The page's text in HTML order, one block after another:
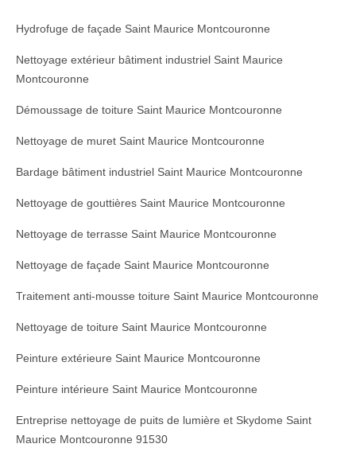
Hydrofuge de façade Saint Maurice Montcouronne
Nettoyage extérieur bâtiment industriel Saint Maurice
Montcouronne
Démoussage de toiture Saint Maurice Montcouronne
Nettoyage de muret Saint Maurice Montcouronne
Bardage bâtiment industriel Saint Maurice Montcouronne
Nettoyage de gouttières Saint Maurice Montcouronne
Nettoyage de terrasse Saint Maurice Montcouronne
Nettoyage de façade Saint Maurice Montcouronne
Traitement anti-mousse toiture Saint Maurice Montcouronne
Nettoyage de toiture Saint Maurice Montcouronne
Peinture extérieure Saint Maurice Montcouronne
Peinture intérieure Saint Maurice Montcouronne
Entreprise nettoyage de puits de lumière et Skydome Saint
Maurice Montcouronne 91530